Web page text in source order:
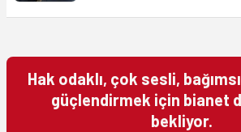
Hak odaklı, çok sesli,
güçlendirmek için bianet
bekliyor.